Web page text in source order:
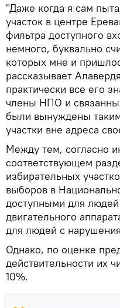
"Даже когда я сам
участок в центре
фильтра доступного
немного, буквально
которых мне и
рассказывает
практически все его
члены НПО и
были вынуждены
участки вне адреса
Между тем, согласно
соответствующем
избирательных
выборов в
доступными для
двигательного
для людей с
Однако, по оценке
действительности их
10%.